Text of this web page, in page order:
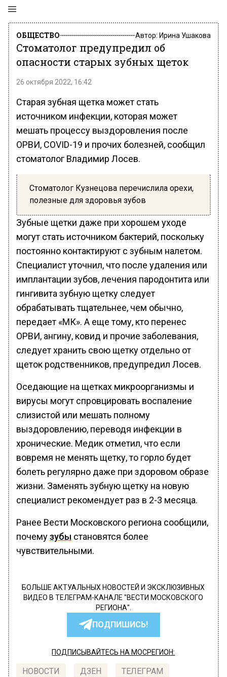
ОБЩЕСТВО Автор: Ирина Ушакова
Стоматолог предупредил об
опасности старых зубных щеток
26 октября 2022, 16:42
Старая зубная щетка может стать
источником инфекции, которая может
мешать процессу выздоровления после
ОРВИ, COVID-19 и прочих болезней, сообщил
стоматолог Владимир Лосев.
Стоматолог Кузнецова перечислила орехи,
полезные для здоровья зубов
Зубные щетки даже при хорошем уходе
могут стать источником бактерий, поскольку
постоянно контактируют с зубным налетом.
Специалист уточнил, что после удаления или
имплантации зубов, лечения пародонтита или
гингивита зубную щетку следует
обрабатывать тщательнее, чем обычно,
передает «МК». А еще тому, кто перенес
ОРВИ, ангину, ковид и прочие заболевания,
следует хранить свою щетку отдельно от
щеток родственников, предупредил Лосев.
Оседающие на щетках микроорганизмы и
вирусы могут спровцировать воспаление
слизистой или мешать полному
выздоровлению, переводя инфекции в
хронические. Медик отметил, что если
вовремя не менять щетку, то горло будет
болеть регулярно даже при здоровом образе
жизни. Заменять зубную щетку на новую
специалист рекомендует раз в 2-3 месяца.
Ранее Вести Московского региона сообщили,
почемузубы становятся более
чувствительными.
БОЛЬШЕ АКТУАЛЬНЫХ НОВОСТЕЙ И ЭКСКЛЮЗИВНЫХ
ВИДЕО В ТЕЛЕГРАМ-КАНАЛЕ "ВЕСТИ МОСКОВСКОГО
РЕГИОНА".
ПОДПИШИСЬ!
ПОДПИСЫВАЙТЕСЬ НА МОСРЕГИОН:
НОВОСТИ ДЗЕН ТЕЛЕГРАМ